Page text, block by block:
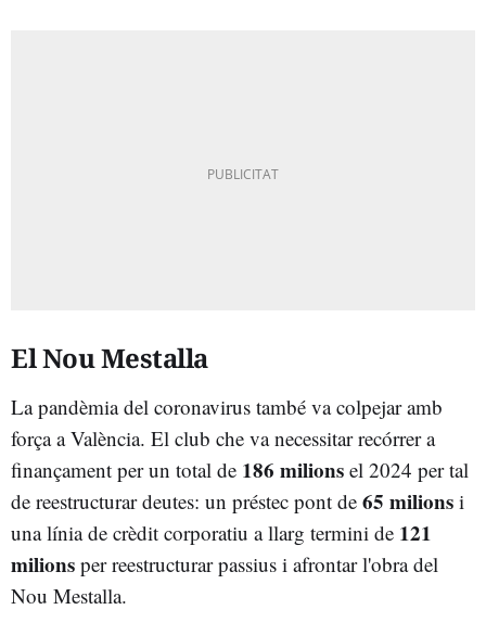
El Nou Mestalla
La pandèmia del coronavirus també va colpejar amb
força a València. El club che va necessitar recórrer a
finançament per un total de 186 milions el 2024 per tal
de reestructurar deutes: un préstec pont de 65 milions i
una línia de crèdit corporatiu a llarg termini de 121
milions per reestructurar passius i afrontar l'obra del
Nou Mestalla.